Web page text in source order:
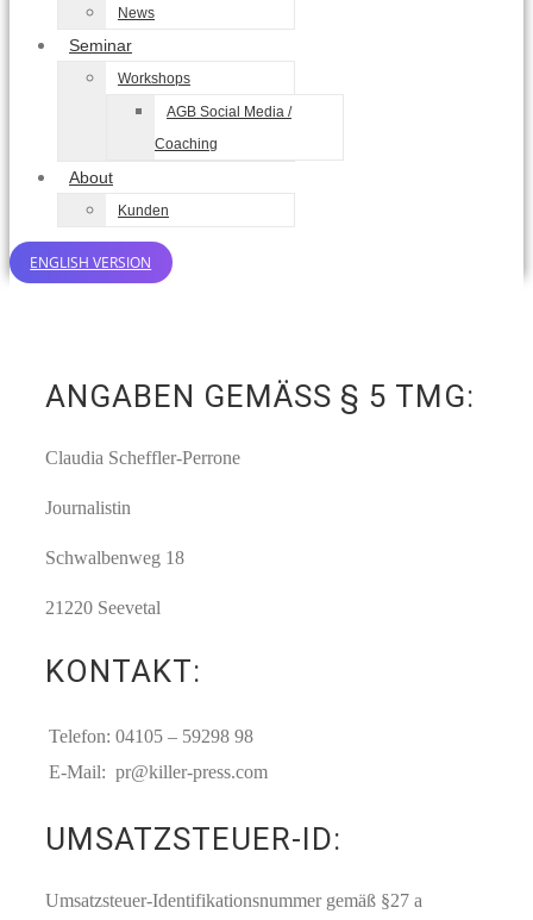
News
Seminar
Workshops
AGB Social Media /
Coaching
About
Kunden
ENGLISH VERSION
ANGABEN GEMÄSS § 5 TMG:
Claudia Scheffler-Perrone
Journalistin
Schwalbenweg 18
21220 Seevetal
KONTAKT:
Telefon: 04105 – 59298 98
E-Mail: pr@killer-press.com
UMSATZSTEUER-ID:
Umsatzsteuer-Identifikationsnummer gemäß §27 a